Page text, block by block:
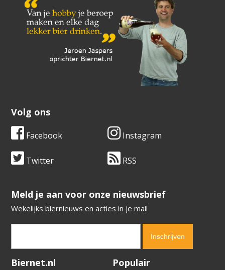
Volg ons
Facebook Instagram
Twitter RSS
​​​​​​​Meld je aan voor onze nieuwsbrief
Wekelijks biernieuws en acties in je mail
Verification code:
Biernet.nl Populair